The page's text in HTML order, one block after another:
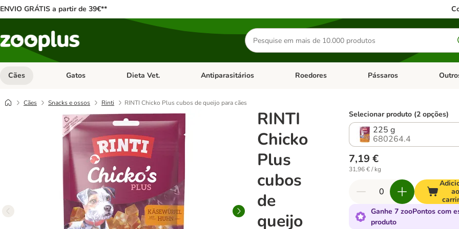
ENVIO GRÁTIS a partir de 39€**
Pesquisar
produtos
Cães Abrir menu de categoria: Cães
Gatos Abrir menu de categoria: Gatos
Dieta Vet. Abrir menu de categoria: Dieta Vet.
Antiparasitários Abrir menu de categoria: Antiparasitários
Roedores Abrir menu de categoria:
Pássaros Abrir
Cães Snacks e ossos Rinti RINTI Chicko Plus cubos de queijo para cães
RINTI
Chicko
Plus
cubos
de
queijo
Selecionar produto (2 opções)
225 g
680264.4
7,19 €
31,96 € / kg
ao
Ganhe 7 zooPontos com
produto